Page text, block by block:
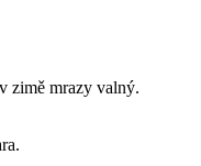
zimě mrazy valný.